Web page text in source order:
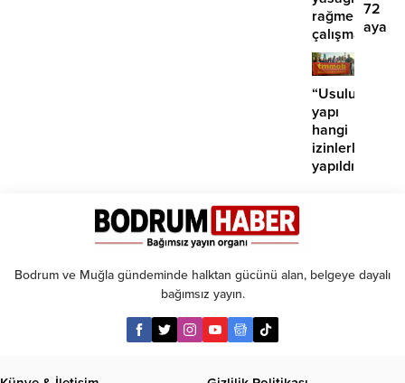
rağmen
çalışma
iddiası
72
aya
“Usuluk’taki
yapı
hangi
izinlerle
yapıldı?”
Bodrum ve Muğla gündeminde halktan gücünü alan, belgeye dayalı
bağımsız yayın.